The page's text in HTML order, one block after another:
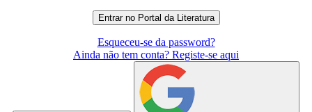
Esqueceu-se da password?
Ainda não tem conta? Registe-se aqui